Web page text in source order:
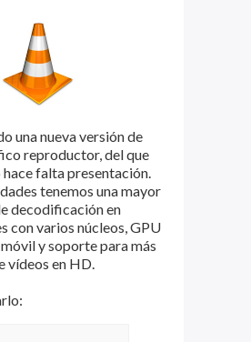
una nueva versión de
reproductor, del que
hace falta presentación.
tenemos una mayor
decodificación en
con varios núcleos, GPU
y soporte para más
vídeos en HD.